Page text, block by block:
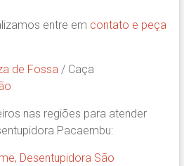
entre em contato e peça
de Fossa/ Caça
nas regiões para atender
Pacaembu:
Desentupidora São